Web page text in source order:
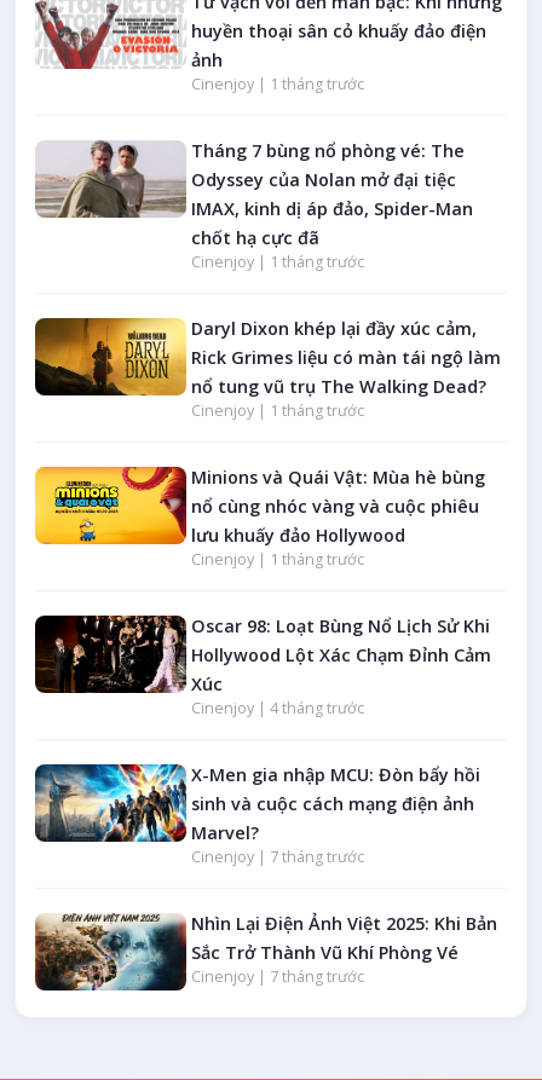
huyền thoại sân cỏ khuấy đảo điện
ảnh
Cinenjoy | 1 tháng trước
Tháng 7 bùng nổ phòng vé: The
Odyssey của Nolan mở đại tiệc
IMAX, kinh dị áp đảo, Spider-Man
chốt hạ cực đã
Cinenjoy | 1 tháng trước
Daryl Dixon khép lại đầy xúc cảm,
Rick Grimes liệu có màn tái ngộ làm
nổ tung vũ trụ The Walking Dead?
Cinenjoy | 1 tháng trước
Minions và Quái Vật: Mùa hè bùng
nổ cùng nhóc vàng và cuộc phiêu
lưu khuấy đảo Hollywood
Cinenjoy | 1 tháng trước
Oscar 98: Loạt Bùng Nổ Lịch Sử Khi
Hollywood Lột Xác Chạm Đỉnh Cảm
Xúc
Cinenjoy | 4 tháng trước
X-Men gia nhập MCU: Đòn bẩy hồi
sinh và cuộc cách mạng điện ảnh
Marvel?
Cinenjoy | 7 tháng trước
Nhìn Lại Điện Ảnh Việt 2025: Khi Bản
Sắc Trở Thành Vũ Khí Phòng Vé
Cinenjoy | 7 tháng trước